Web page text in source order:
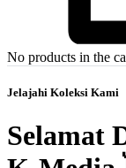
No products in the
Jelajahi Koleksi Kami
Selamat